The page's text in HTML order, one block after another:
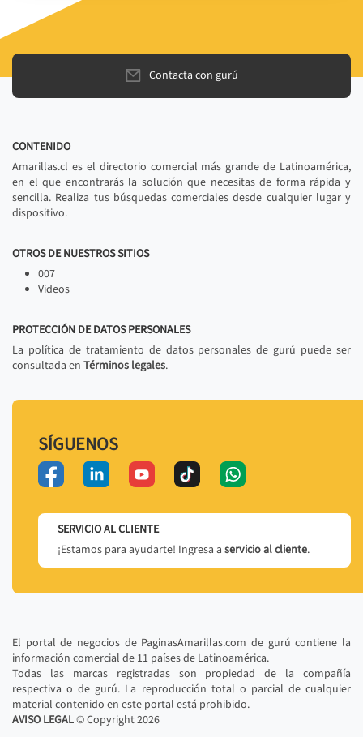
Contacta con gurú
CONTENIDO
Amarillas.cl es el directorio comercial más grande de Latinoamérica,
en el que encontrarás la solución que necesitas de forma rápida y
sencilla. Realiza tus búsquedas comerciales desde cualquier lugar y
dispositivo.
OTROS DE NUESTROS SITIOS
007
Videos
PROTECCIÓN DE DATOS PERSONALES
La política de tratamiento de datos personales de gurú puede ser
consultada en Términos legales.
SÍGUENOS
SERVICIO AL CLIENTE
¡Estamos para ayudarte! Ingresa a servicio al cliente.
El portal de negocios de PaginasAmarillas.com de gurú contiene la
información comercial de 11 países de Latinoamérica.
Todas las marcas registradas son propiedad de la compañía
respectiva o de gurú. La reproducción total o parcial de cualquier
material contenido en este portal está prohibido.
AVISO LEGAL© Copyright2026